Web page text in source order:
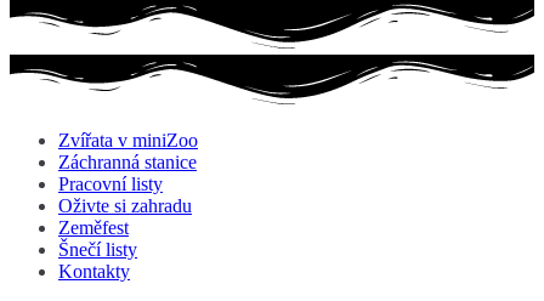
Zvířata v miniZoo
Záchranná stanice
Pracovní listy
Oživte si zahradu
Zeměfest
Šnečí listy
Kontakty